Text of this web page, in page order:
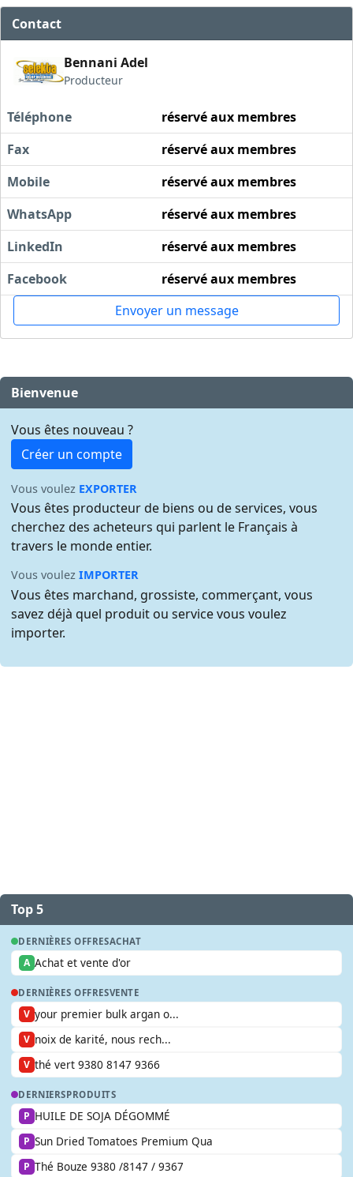
Contact
Bennani Adel
Producteur
Téléphone
réservé aux membres
Fax
réservé aux membres
Mobile
réservé aux membres
WhatsApp
réservé aux membres
LinkedIn
réservé aux membres
Facebook
réservé aux membres
Envoyer un message
Bienvenue
Vous êtes nouveau ?
Créer un compte
Vous voulez EXPORTER
Vous êtes producteur de biens ou de services, vous
cherchez des acheteurs qui parlent le Français à
travers le monde entier.
Vous voulezIMPORTER
Vous êtes marchand, grossiste, commerçant, vous
savez déjà quel produit ou service vous voulez
importer.
Top 5
DERNIÈRES OFFRESACHAT
A Achat et vente d'or
DERNIÈRES OFFRESVENTE
V your premier bulk argan o...
V noix de karité, nous rech...
V thé vert 9380 8147 9366
DERNIERSPRODUITS
P HUILE DE SOJA DÉGOMMÉ
P Sun Dried Tomatoes Premium Qua
P Thé Bouze 9380 /8147 / 9367